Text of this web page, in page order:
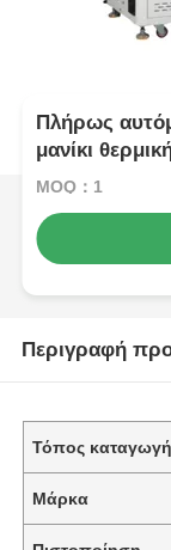
Πλήρως
μανίκι
MOQ：1
Περιγραφή
Τόπος
Μάρκα